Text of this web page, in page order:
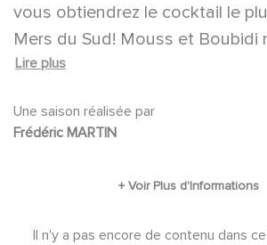
vous obtiendrez le cocktail le
Mers du Sud! Mouss et Boubidi
l'ambiance sur la plage avec un
catastrophes. Mais leurs
Lire plus
Une saison réalisée par
Frédéric MARTIN
Il n'y a pas encore de contenu dans